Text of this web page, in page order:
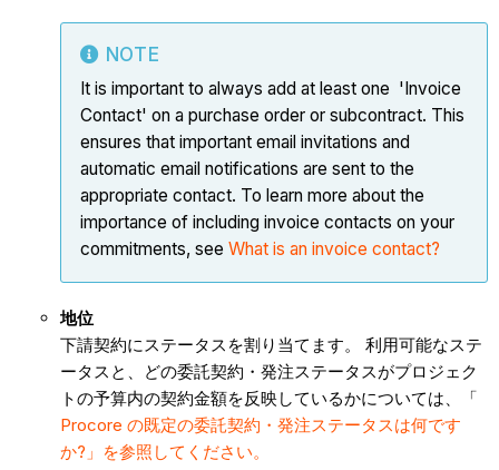
NOTE
It is important to always add at least one 'Invoice
Contact' on a purchase order or subcontract. This
ensures that important email invitations and
automatic email notifications are sent to the
appropriate contact. To learn more about the
importance of including invoice contacts on your
commitments, see What is an invoice contact?
地位
下請契約にステータスを割り当てます。 利用可能なステ
ータスと、どの委託契約・発注ステータスがプロジェク
トの予算内の契約金額を反映しているかについては、「
Procore の既定の委託契約・発注ステータスは何です
か?」を参照してください。